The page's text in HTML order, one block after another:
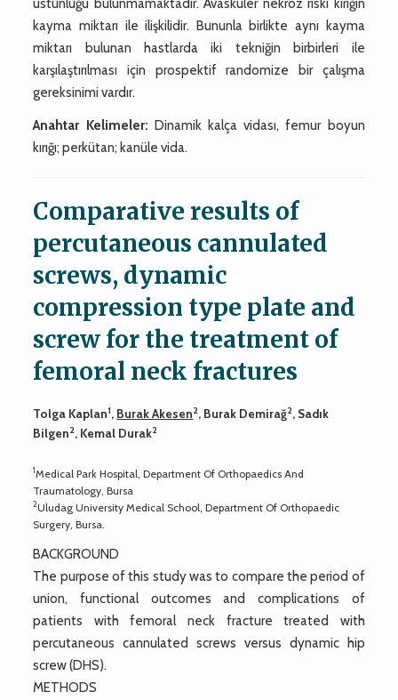
üstünlüğü bulunmamaktadır. Avasküler nekroz riski kırığın
kayma miktarı ile ilişkilidir. Bununla birlikte aynı kayma
miktarı bulunan hastlarda iki tekniğin birbirleri ile
karşılaştırılması için prospektif randomize bir çalışma
gereksinimi vardır.
Anahtar Kelimeler: Dinamik kalça vidası, femur boyun
kırığı; perkütan; kanüle vida.
Comparative results of
percutaneous cannulated
screws, dynamic
compression type plate and
screw for the treatment of
femoral neck fractures
Tolga Kaplan1, Burak Akesen2, Burak Demirağ2, Sadık
Bilgen2, Kemal Durak2
1Medical Park Hospital, Department Of Orthopaedics And
Traumatology, Bursa
2Uludag University Medical School, Department Of Orthopaedic
Surgery, Bursa.
BACKGROUND
The purpose of this study was to compare the period of
union, functional outcomes and complications of
patients with femoral neck fracture treated with
percutaneous cannulated screws versus dynamic hip
screw (DHS).
METHODS